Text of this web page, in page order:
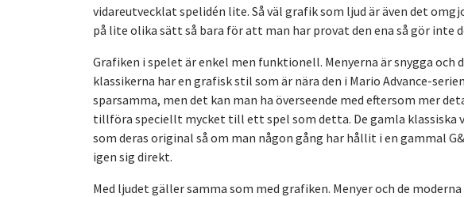
vidareutvecklat spelidén lite. Så väl grafik som ljud är även det
på lite olika sätt så bara för att man har provat den ena så gör inte
Grafiken i spelet är enkel men funktionell. Menyerna är snygga och
klassikerna har en grafisk stil som är nära den i Mario Advance-
sparsamma, men det kan man ha överseende med eftersom mer
tillföra speciellt mycket till ett spel som detta. De gamla klassiska
som deras original så om man någon gång har hållit i en gammal
igen sig direkt.
Med ljudet gäller samma som med grafiken. Menyer och de